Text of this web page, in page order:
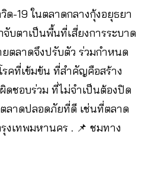
-19 ในตลาดกลางกุ้งอยุธยา
บตาเป็นพื้นที่เสี่ยงการระบาด
ตลาดจึงปรับตัว ร่วมกำหนด
คที่เข้มข้น ที่สำคัญคือสร้าง
ดชอบร่วม ที่ไม่จำเป็นต้องปิด
ลาดปลอดภัยที่ดี เช่นที่ตลาด
งเทพมหานคร . 📌 ชมทาง